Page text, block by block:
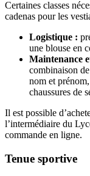
Certaines classes
cadenas pour les
Logistique :
une blouse en
Maintenance
combinaison
nom et
chaussures de
Il est possible
l’intermédiaire du
commande en ligne.
Tenue sportive